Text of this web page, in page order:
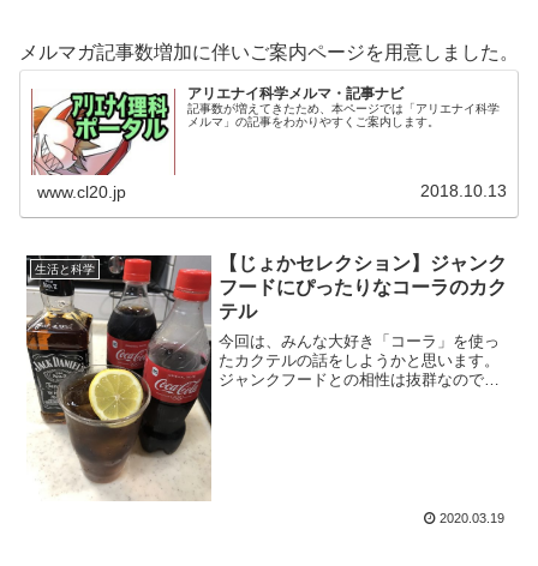
メルマガ記事数増加に伴いご案内ページを用意しました。
アリエナイ科学メルマ・記事ナビ
記事数が増えてきたため、本ページでは「アリエナイ科学
メルマ」の記事をわかりやすくご案内します。
www.cl20.jp 2018.10.13
生活と科学
【じょかセレクション】ジャンク
フードにぴったりなコーラのカク
テル
今回は、みんな大好き「コーラ」を使っ
たカクテルの話をしようかと思います。
ジャンクフードとの相性は抜群なので、
2020.03.19